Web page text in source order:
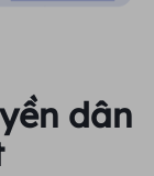
dân